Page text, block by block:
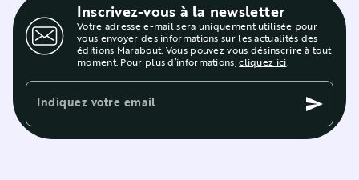
Inscrivez-vous à la newsletter
Votre adresse e-mail sera uniquement utilisée pour
vous envoyer des informations sur les actualités des
éditions Marabout. Vous pouvez vous désinscrire à tout
moment. Pour plus d’informations,cliquez ici.
Indiquez votre email send